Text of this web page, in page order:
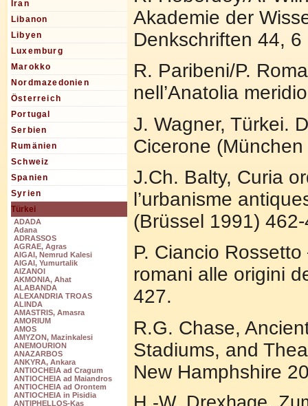
Iran
Libanon
Libyen
Luxemburg
Marokko
Nordmazedonien
Österreich
Portugal
Serbien
Rumänien
Schweiz
Spanien
Syrien
Türkei
ADADA
Adana
ADRASSOS
AGRAE, Agras
AIGAI, Nemrud Kalesi
AIGAI, Yumurtalik
AIZANOI
AKMONIA, Ahat
ALABANDA
ALEXANDRIA TROAS
ALINDA
AMASTRIS, Amasra
AMORIUM
AMOS
AMYZON, Mazinkalesi
ANEMOURION
ANAZARBOS
ANKYRA, Ankara
ANTIOCHEIA ad Cragum
ANTIOCHEIA ad Maiandros
ANTIOCHEIA ad Orontem
ANTIOCHEIA in Pisidia
ANTIPHELLOS-Kaş
Akademie der
Denkschriften 44,
R. Paribeni/P.
nell’Anatolia
J. Wagner, Türkei.
Cicerone
J.Ch. Balty, Curia
l’urbanisme
(Brüssel 1991)
P. Ciancio
romani alle origini
427.
R.G. Chase,
Stadiums, and
New Hamphshire